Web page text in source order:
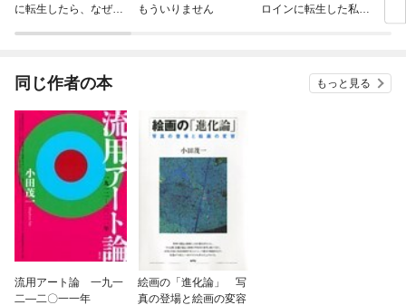
に転生したら、なぜか
もういりません
ロインに転生した私、
同じ作者の本 もっと見る
流用アート論 一九一
二―二〇一一年
絵画の「進化論」 写
真の登場と絵画の変容